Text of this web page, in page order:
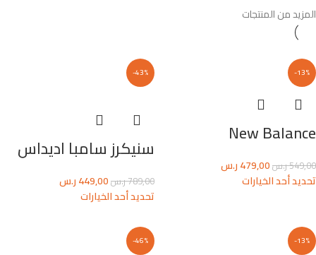
المزيد من المنتجات
-13%
New Balance
549,00ر.س479,00ر.س
تحديد أحد الخيارات
-43%
سنيكرز سامبا اديداس
789,00ر.س449,00ر.س
تحديد أحد الخيارات
-13%
-46%